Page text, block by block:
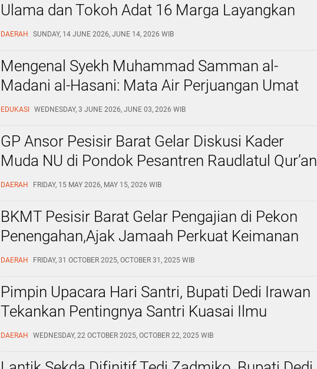
Ulama dan Tokoh Adat 16 Marga Layangkan
Somasi Terbuka kepada Ustad Kasrozi dan
DAERAH SUNDAY, 14 JUNE 2026, JUNE 14, 2026 WIB
Mengenal Syekh Muhammad Samman al-
Madani al-Hasani: Mata Air Perjuangan Umat
Asia Tenggara
EDUKASI WEDNESDAY, 3 JUNE 2026, JUNE 03, 2026 WIB
‎GP Ansor Pesisir Barat Gelar Diskusi Kader
Muda NU di Pondok Pesantren Raudlatul Qur’an
II
DAERAH FRIDAY, 15 MAY 2026, MAY 15, 2026 WIB
BKMT Pesisir Barat Gelar Pengajian di Pekon
Penengahan,Ajak Jamaah Perkuat Keimanan
dan Ukhuwah Islamiyah
DAERAH FRIDAY, 31 OCTOBER 2025, OCTOBER 31, 2025 WIB
‎Pimpin Upacara Hari Santri, Bupati Dedi Irawan
Tekankan Pentingnya Santri Kuasai Ilmu
Agama,Sain dan Teknologi
DAERAH WEDNESDAY, 22 OCTOBER 2025, OCTOBER 22, 2025 WIB